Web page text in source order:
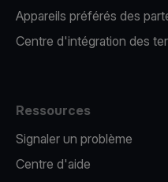
Appareils préférés des
Centre d'intégration des
Ressources
Signaler un problème
Centre d'aide